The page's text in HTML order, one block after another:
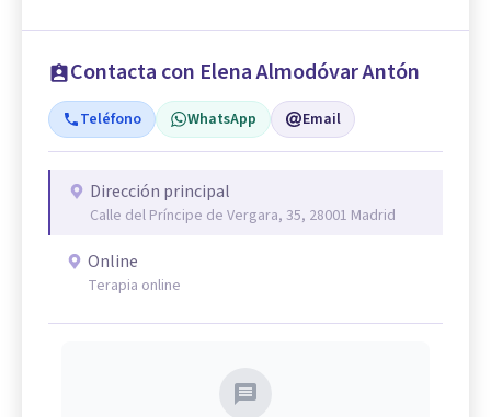
Contacta con Elena Almodóvar Antón
Teléfono WhatsApp Email
Dirección principal
Calle del Príncipe de Vergara, 35, 28001 Madrid
Online
Terapia online